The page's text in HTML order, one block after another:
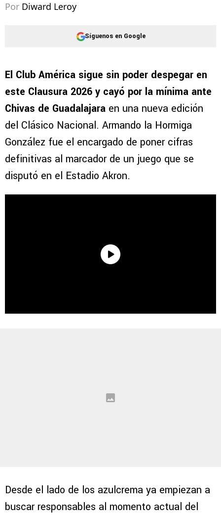
Por Diward Leroy
Síguenos en Google
El Club América sigue sin poder despegar en
este Clausura 2026 y cayó por la mínima ante
Chivas de Guadalajara en una nueva edición
del Clásico Nacional. Armando la Hormiga
González fue el encargado de poner cifras
definitivas al marcador de un juego que se
disputó en el Estadio Akron.
Desde el lado de los azulcrema ya empiezan a
buscar responsables al momento actual del